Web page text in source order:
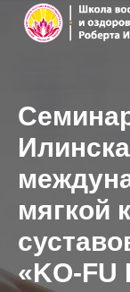
мягкой
«KO-FU